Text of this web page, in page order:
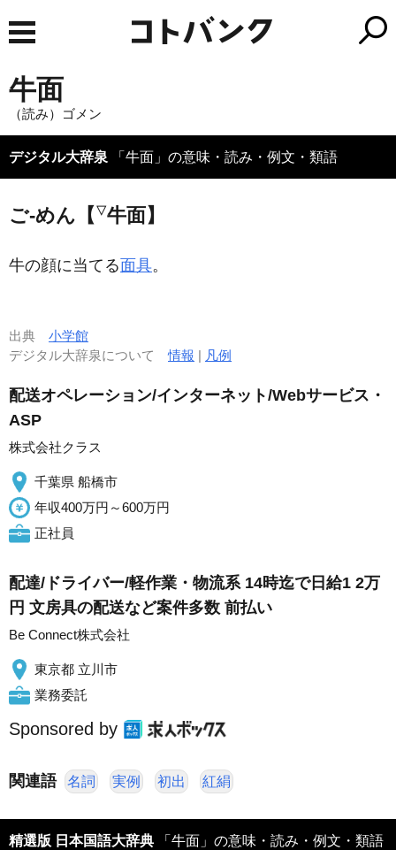
牛面
（読み）ゴメン
デジタル大辞泉 「牛面」の意味・読み・例文・類語
ご‐めん【 ▽牛面】
牛の顔に当てる面具。
出典 小学館
デジタル大辞泉について情報 | 凡例
配送オペレーション/インターネット/Webサービス・
ASP
株式会社クラス
千葉県 船橋市
年収400万円～600万円
正社員
配達/ドライバー/軽作業・物流系 14時迄で日給1 2万
円 文房具の配送など案件多数 前払い
Be Connect株式会社
東京都 立川市
業務委託
Sponsored by
関連語 名詞 実例 初出 紅絹
精選版 日本国語大辞典 「牛面」の意味・読み・例文・類語